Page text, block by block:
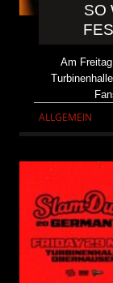
SO
Am
ALLGEMEIN